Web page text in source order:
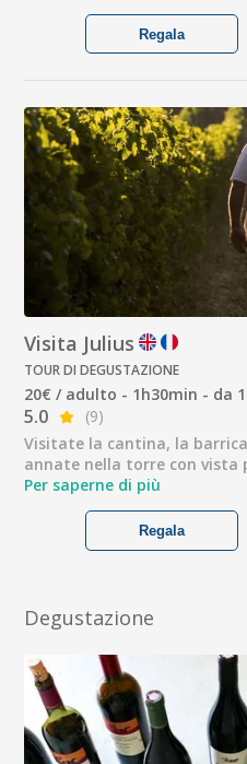
Regala
Visita Julius
TOUR DI DEGUSTAZIONE
20€ / adulto - 1h30min - da
5.0
(9)
Visitate la cantina, la
annate nella torre con vista
Per saperne di più
Regala
Degustazione